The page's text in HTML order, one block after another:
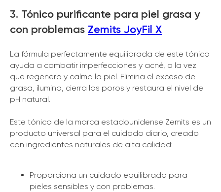
3. Tónico purificante para piel grasa y
con problemas Zemits JoyFil X
La fórmula perfectamente equilibrada de este tónico
ayuda a combatir imperfecciones y acné, a la vez
que regenera y calma la piel. Elimina el exceso de
grasa, ilumina, cierra los poros y restaura el nivel de
pH natural.
Este tónico de la marca estadounidense Zemits es un
producto universal para el cuidado diario, creado
con ingredientes naturales de alta calidad:
Proporciona un cuidado equilibrado para
pieles sensibles y con problemas.